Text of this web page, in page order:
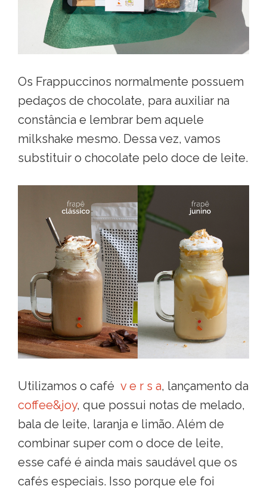
Os Frappuccinos normalmente possuem
pedaços de chocolate, para auxiliar na
constância e lembrar bem aquele
milkshake mesmo. Dessa vez, vamos
substituir o chocolate pelo doce de leite.
Utilizamos o café v e r s a, lançamento da
coffee&joy, que possui notas de melado,
bala de leite, laranja e limão. Além de
combinar super com o doce de leite,
esse café é ainda mais saudável que os
cafés especiais. Isso porque ele foi